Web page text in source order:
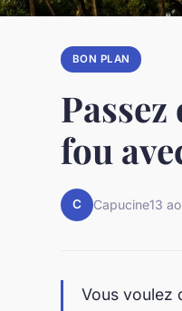
BON PLAN
fou
C Capucine13
Vous voulez